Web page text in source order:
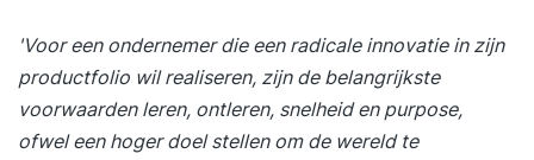
'Voor een ondernemer die een radicale innovatie in zijn
productfolio wil realiseren, zijn de belangrijkste
voorwaarden leren, ontleren, snelheid en purpose,
ofwel een hoger doel stellen om de wereld te